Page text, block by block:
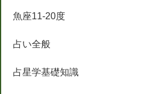
魚座11-20度
占い全般
占星学基礎知識